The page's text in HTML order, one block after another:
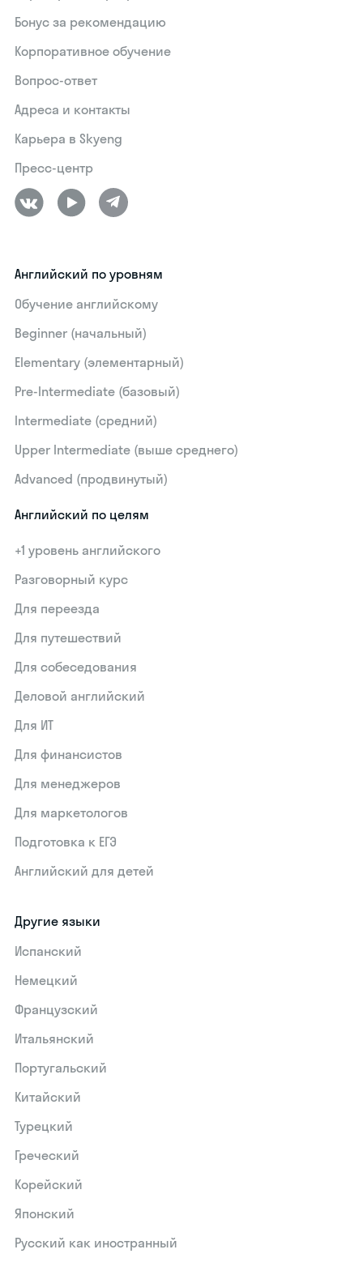
Бонус за рекомендацию
Корпоративное обучение
Вопрос-ответ
Адреса и контакты
Карьера в Skyeng
Пресс-центр
Английский по уровням
Обучение английскому
Beginner (начальный)
Elementary (элементарный)
Pre-Intermediate (базовый)
Intermediate (средний)
Upper Intermediate (выше среднего)
Advanced (продвинутый)
Английский по целям
+1 уровень английского
Разговорный курс
Для переезда
Для путешествий
Для собеседования
Деловой английский
Для ИТ
Для финансистов
Для менеджеров
Для маркетологов
Подготовка к ЕГЭ
Английский для детей
Другие языки
Испанский
Немецкий
Французский
Итальянский
Португальский
Китайский
Турецкий
Греческий
Корейский
Японский
Русский как иностранный